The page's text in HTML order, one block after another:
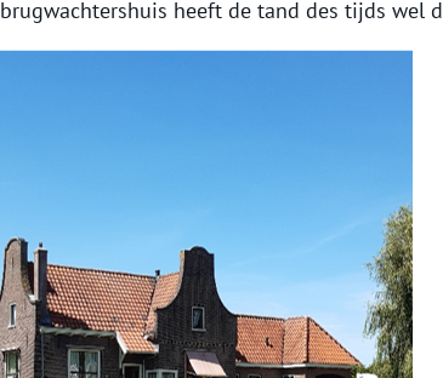
brugwachtershuis heeft de tand des tijds wel